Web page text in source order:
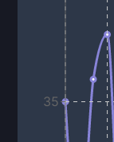
35